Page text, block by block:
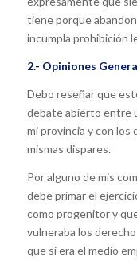
tiene porque
incumpla prohibición
2.- Opiniones
Debo reseñar que
debate abierto entre
mi provincia y con los
mismas dispares.
Por alguno de mis
debe primar el
como progenitor y
vulneraba los
que si era el medio